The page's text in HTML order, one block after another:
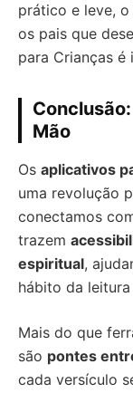
prático e leve,
os pais que
para Crianças é
Mão
Os aplicativos
uma revolução
conectamos
trazem
espiritual,
hábito da
Mais do que
são pontes
cada versículo